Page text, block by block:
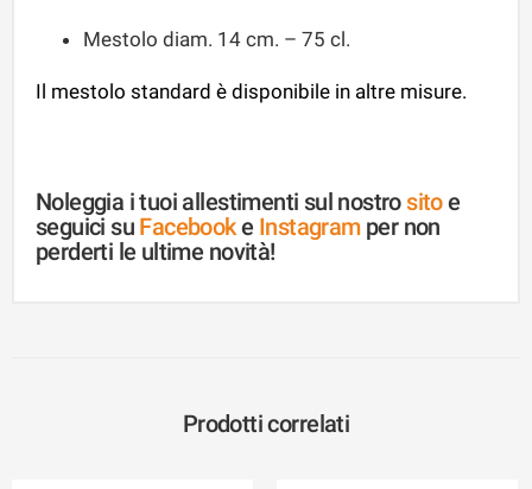
Mestolo diam. 14 cm. – 75 cl.
Il mestolo standard è disponibile in altre misure.
Noleggia i tuoi allestimenti sul nostrositoe
seguici su Facebooke Instagramper non
perderti le ultime novità!
Prodotti correlati